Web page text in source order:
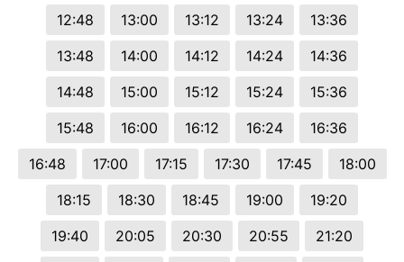
12:48
13:00 13:12 13:24
13:36
13:48
14:00 14:12 14:24
14:36
14:48
15:00 15:12 15:24
15:36
15:48
16:00 16:12 16:24
16:36
16:48
17:00 17:15 17:30 17:45
18:00
18:15
18:30 18:45 19:00
19:20
19:40
20:05 20:30 20:55
21:20